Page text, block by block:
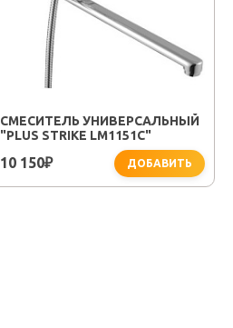
СМЕСИТЕЛЬ УНИВЕРСАЛЬНЫЙ
"PLUS STRIKE LM1151C"
10 150₽ ДОБАВИТЬ